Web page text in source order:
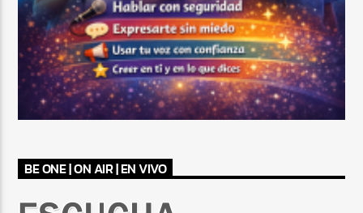
BE ONE | ON AIR | EN VIVO